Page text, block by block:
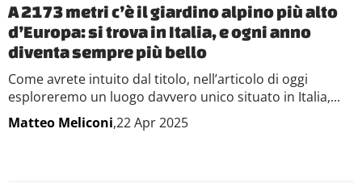
A 2173 metri c’è il giardino alpino più alto
d’Europa: si trova in Italia, e ogni anno
diventa sempre più bello
Come avrete intuito dal titolo, nell’articolo di oggi
esploreremo un luogo davvero unico situato in Italia,...
Matteo Meliconi,22 Apr 2025